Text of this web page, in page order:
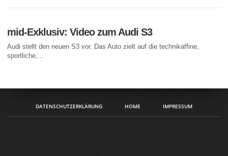
mid-Exklusiv: Video zum Audi S3
Audi stellt den neuen S3 vor. Das Auto zielt auf die technikaffine,
sportliche,...
DATENSCHUTZERKLÄRUNG HOME IMPRESSUM